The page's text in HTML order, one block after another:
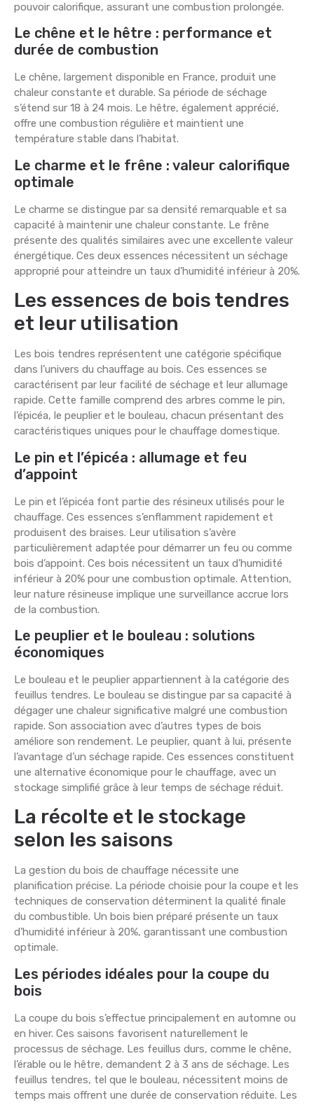
pouvoir calorifique, assurant une combustion prolongée.
Le chêne et le hêtre : performance et
durée de combustion
Le chêne, largement disponible en France, produit une
chaleur constante et durable. Sa période de séchage
s’étend sur 18 à 24 mois. Le hêtre, également apprécié,
offre une combustion régulière et maintient une
température stable dans l’habitat.
Le charme et le frêne : valeur calorifique
optimale
Le charme se distingue par sa densité remarquable et sa
capacité à maintenir une chaleur constante. Le frêne
présente des qualités similaires avec une excellente valeur
énergétique. Ces deux essences nécessitent un séchage
approprié pour atteindre un taux d’humidité inférieur à 20%.
Les essences de bois tendres
et leur utilisation
Les bois tendres représentent une catégorie spécifique
dans l’univers du chauffage au bois. Ces essences se
caractérisent par leur facilité de séchage et leur allumage
rapide. Cette famille comprend des arbres comme le pin,
l’épicéa, le peuplier et le bouleau, chacun présentant des
caractéristiques uniques pour le chauffage domestique.
Le pin et l’épicéa : allumage et feu
d’appoint
Le pin et l’épicéa font partie des résineux utilisés pour le
chauffage. Ces essences s’enflamment rapidement et
produisent des braises. Leur utilisation s’avère
particulièrement adaptée pour démarrer un feu ou comme
bois d’appoint. Ces bois nécessitent un taux d’humidité
inférieur à 20% pour une combustion optimale. Attention,
leur nature résineuse implique une surveillance accrue lors
de la combustion.
Le peuplier et le bouleau : solutions
économiques
Le bouleau et le peuplier appartiennent à la catégorie des
feuillus tendres. Le bouleau se distingue par sa capacité à
dégager une chaleur significative malgré une combustion
rapide. Son association avec d’autres types de bois
améliore son rendement. Le peuplier, quant à lui, présente
l’avantage d’un séchage rapide. Ces essences constituent
une alternative économique pour le chauffage, avec un
stockage simplifié grâce à leur temps de séchage réduit.
La récolte et le stockage
selon les saisons
La gestion du bois de chauffage nécessite une
planification précise. La période choisie pour la coupe et les
techniques de conservation déterminent la qualité finale
du combustible. Un bois bien préparé présente un taux
d’humidité inférieur à 20%, garantissant une combustion
optimale.
Les périodes idéales pour la coupe du
bois
La coupe du bois s’effectue principalement en automne ou
en hiver. Ces saisons favorisent naturellement le
processus de séchage. Les feuillus durs, comme le chêne,
l’érable ou le hêtre, demandent 2 à 3 ans de séchage. Les
feuillus tendres, tel que le bouleau, nécessitent moins de
temps mais offrent une durée de conservation réduite. Les